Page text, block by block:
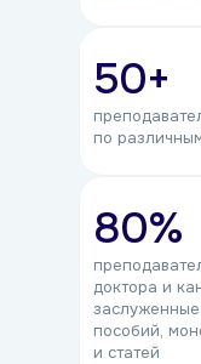
50+
по
80%
доктора и
пособий,
и статей